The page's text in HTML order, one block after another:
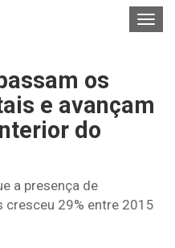
Toggle
os
e avançam
do
a presença de
cresceu 29% entre 2015